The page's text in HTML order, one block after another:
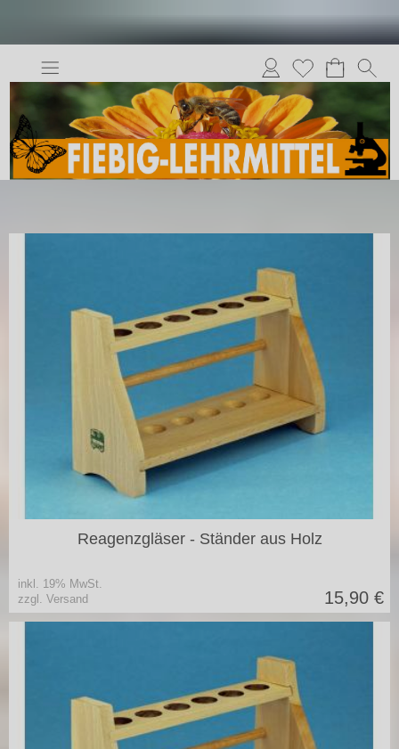
Anmelden
Merkliste
in vielen Varianten
Reagenzgläser - Ständer aus Holz
inkl. 19% MwSt.
zzgl. Versand
15,90 €